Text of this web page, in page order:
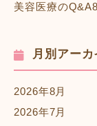
美容医療の
月別アーカ
2026年8月
2026年7月